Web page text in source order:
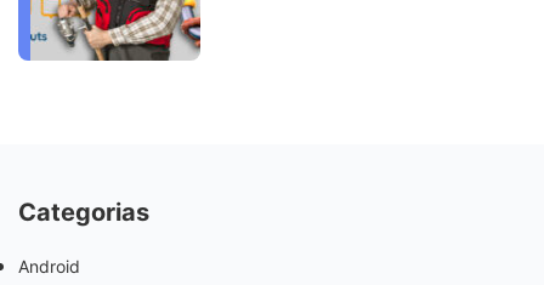
Categorias
Android